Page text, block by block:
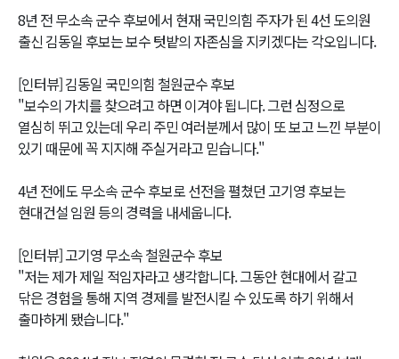
8년 전 무소속 군수 후보에서 현재 국민의힘 주자가 된 4선 도의원
출신 김동일 후보는 보수 텃밭의 자존심을 지키겠다는 각오입니다.
[인터뷰] 김동일 국민의힘 철원군수 후보
"보수의 가치를 찾으려고 하면 이겨야 됩니다. 그런 심정으로
열심히 뛰고 있는데 우리 주민 여러분께서 많이 또 보고 느낀 부분이
있기 때문에 꼭 지지해 주실거라고 믿습니다."
4년 전에도 무소속 군수 후보로 선전을 펼쳤던 고기영 후보는
현대건설 임원 등의 경력을 내세웁니다.
[인터뷰] 고기영 무소속 철원군수 후보
"저는 제가 제일 적임자라고 생각합니다. 그동안 현대에서 갈고
닦은 경험을 통해 지역 경제를 발전시킬 수 있도록 하기 위해서
출마하게 됐습니다."